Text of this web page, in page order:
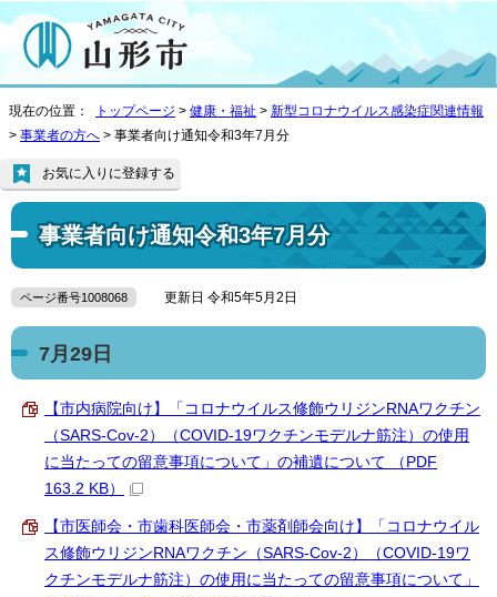
現在の位置： トップページ > 健康・福祉 > 新型コロナウイルス感染症関連情報
> 事業者の方へ > 事業者向け通知令和3年7月分
事業者向け通知令和3年7月分
お気に入りに登録する
ページ番号1008068 更新日 令和5年5月2日
7月29日
【市内病院向け】「コロナウイルス修飾ウリジンRNAワクチン
（SARS-Cov-2）（COVID-19ワクチンモデルナ筋注）の使用
に当たっての留意事項について」の補遺について （PDF
163.2 KB）
【市医師会・市歯科医師会・市薬剤師会向け】「コロナウイル
ス修飾ウリジンRNAワクチン（SARS-Cov-2）（COVID-19ワ
クチンモデルナ筋注）の使用に当たっての留意事項について」